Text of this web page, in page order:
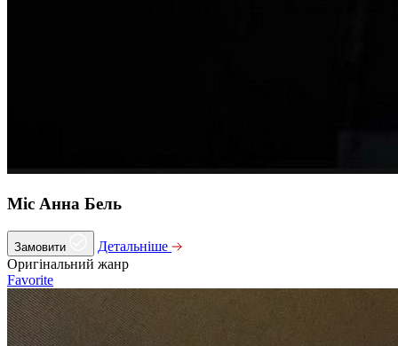
Міс Анна Бель
Замовити
Детальніше
Оригінальний жанр
Favorite